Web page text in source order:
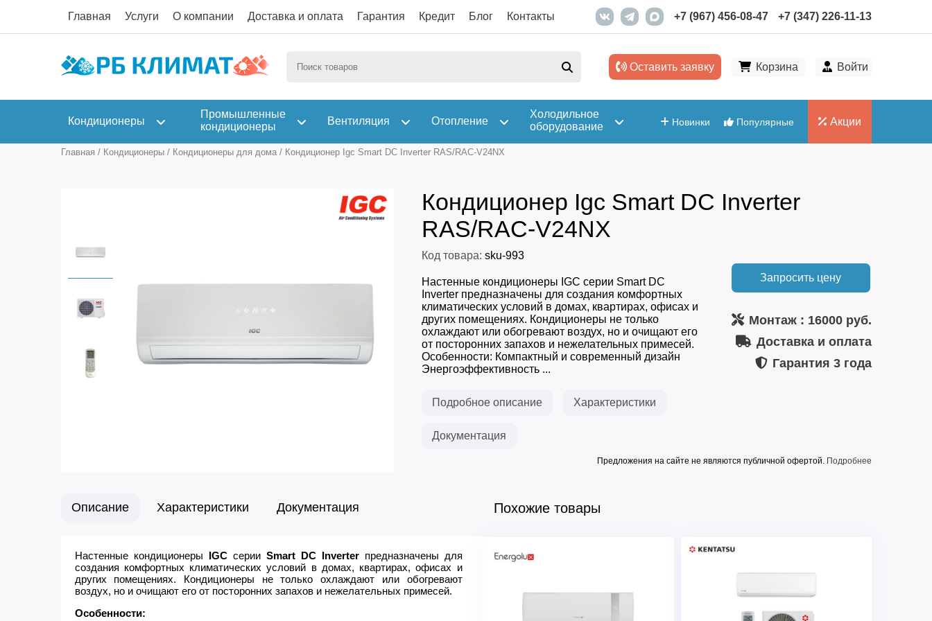
Главная Услуги О компании Доставка и оплата Гарантия Кредит Блог Контакты +7 (967) 456-08-47 +7 (347) 226-11-13
Оставить заявку Корзина Войти
Новинки Популярные Акции
Кондиционеры
Промышленные
кондиционеры
Вентиляция Отопление
Холодильное
оборудование
Главная / Кондиционеры / Кондиционеры для дома / Кондиционер Igc Smart DC Inverter RAS/RAC-V24NX
Кондиционер Igc Smart DC Inverter
RAS/RAC-V24NX
Код товара: sku-993
Настенные кондиционеры IGC серии Smart DC
Inverter предназначены для создания комфортных
климатических условий в домах, квартирах, офисах и
других помещениях. Кондиционеры не только
охлаждают или обогревают воздух, но и очищают его
от посторонних запахов и нежелательных примесей.
Особенности: Компактный и современный дизайн
Энергоэффективность ...
Подробное описание Характеристики
Документация
Запросить цену
Монтаж: 16000 руб.
Доставка и оплата
Гарантия 3 года
Предложения на сайте не являются публичной офертой. Подробнее
Описание Характеристики Документация
Настенные кондиционеры IGC серии Smart DC Inverterпредназначены для
создания комфортных климатических условий в домах, квартирах, офисах и
других помещениях. Кондиционеры не только охлаждают или обогревают
воздух, но и очищают его от посторонних запахов и нежелательных примесей.
Особенности:
Электропитание, Ф/В/Гц
7030(1990~7500)
7180(2110~8500)
Потребляемая мощность (охлаждение/обогрев),
2190(620~2340)/1970(660~2650)
Похожие товары